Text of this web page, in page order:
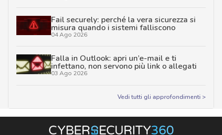
Fail securely: perché la vera sicurezza si
misura quando i sistemi falliscono
04 Ago 2026
Falla in Outlook: apri un’e-mail e ti
infettano, non servono più link o allegati
03 Ago 2026
Vedi tutti gli approfondimenti >